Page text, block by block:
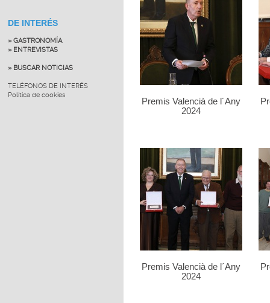
DE INTERÉS
» GASTRONOMÍA
» ENTREVISTAS
» BUSCAR NOTICIAS
TELÉFONOS DE INTERÉS
Política de cookies
Premis Valencià de l´Any
2024
Premis Valencià de l´Any
2024